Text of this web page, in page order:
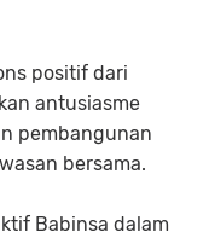
positif dari
antusiasme
pembangunan
bersama.
Babinsa dalam